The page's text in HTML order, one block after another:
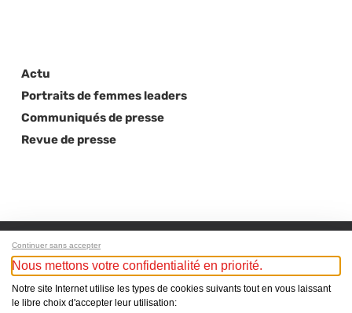
Actu
Portraits de femmes leaders
Communiqués de presse
Revue de presse
Next Post
Nicole Curti : « La chute de Credit Suisse, une
Continuer sans accepter
Nous mettons votre confidentialité en priorité.
Notre site Internet utilise les types de cookies suivants tout en vous laissant
le libre choix d'accepter leur utilisation: